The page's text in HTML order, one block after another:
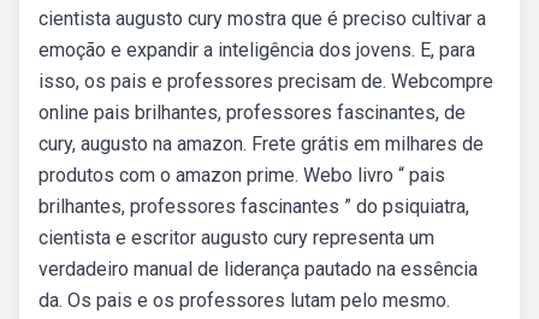
cientista augusto cury mostra que é preciso cultivar a
emoção e expandir a inteligência dos jovens. E, para
isso, os pais e professores precisam de. Webcompre
online pais brilhantes, professores fascinantes, de
cury, augusto na amazon. Frete grátis em milhares de
produtos com o amazon prime. Webo livro “ pais
brilhantes, professores fascinantes ” do psiquiatra,
cientista e escritor augusto cury representa um
verdadeiro manual de liderança pautado na essência
da. Os pais e os professores lutam pelo mesmo.